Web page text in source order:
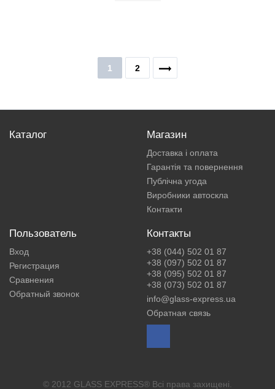
1 2
Каталог Магазин
Доставка і оплата
Гарантія та повернення
Публічна угода
Виробники автоскла
Контакти
Пользователь
Вход
Регистрация
Сравнения
Обратный звонок
Контакты
+38 (044) 502 01 87
+38 (097) 502 01 87
+38 (095) 502 01 87
+38 (073) 502 01 87
info@glass-express.ua
Обратная связь
© 2012 GLASS EXPRESS® Всі права захищені.